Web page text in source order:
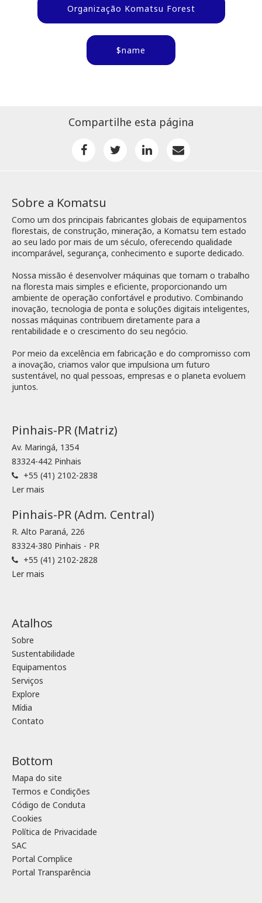
Organização Komatsu Forest
$name
Compartilhe esta página
Sobre a Komatsu
Como um dos principais fabricantes globais de equipamentos
florestais, de construção, mineração, a Komatsu tem estado
ao seu lado por mais de um século, oferecendo qualidade
incomparável, segurança, conhecimento e suporte dedicado.
Nossa missão é desenvolver máquinas que tornam o trabalho
na floresta mais simples e eficiente, proporcionando um
ambiente de operação confortável e produtivo. Combinando
inovação, tecnologia de ponta e soluções digitais inteligentes,
nossas máquinas contribuem diretamente para a
rentabilidade e o crescimento do seu negócio.
Por meio da excelência em fabricação e do compromisso com
a inovação, criamos valor que impulsiona um futuro
sustentável, no qual pessoas, empresas e o planeta evoluem
juntos.
Pinhais-PR (Matriz)
Av. Maringá, 1354
83324-442 Pinhais
+55 (41) 2102-2838
Ler mais
Pinhais-PR (Adm. Central)
R. Alto Paraná, 226
83324-380 Pinhais - PR
+55 (41) 2102-2828
Ler mais
Atalhos
Sobre
Sustentabilidade
Equipamentos
Serviços
Explore
Mídia
Contato
Bottom
Mapa do site
Termos e Condições
Código de Conduta
Cookies
Política de Privacidade
SAC
Portal Complice
Portal Transparência